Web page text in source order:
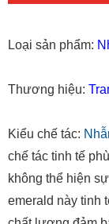
Loại sản phẩm:
Thương hiệu:
Kiểu chế tác:
chế tác tinh tế
không thể hiện
emerald này tinh